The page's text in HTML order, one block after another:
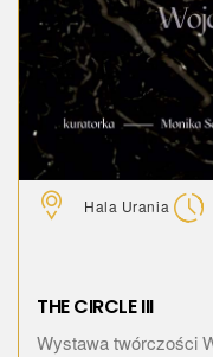
Hala Urania
THE CIRCLE III
Wystawa twórczości